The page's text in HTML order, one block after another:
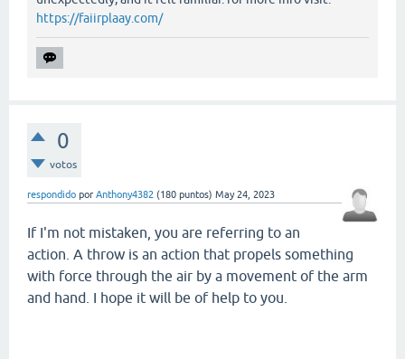
https://faiirplaay.com/
0
votos
respondido por Anthony4382 (180 puntos) May 24, 2023
If I'm not mistaken, you are referring to an
action. A throw is an action that propels something
with force through the air by a movement of the arm
and hand. I hope it will be of help to you.